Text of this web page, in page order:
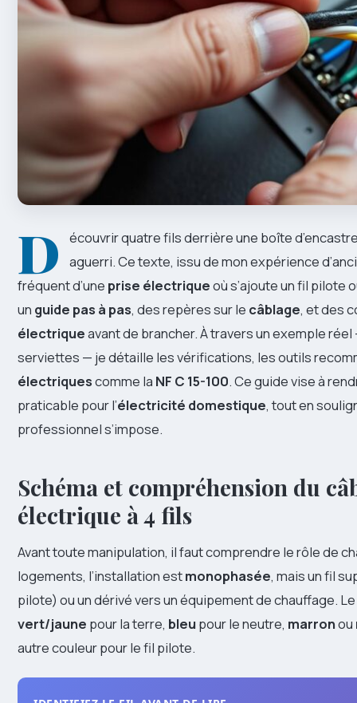
D
écouvrir quatre fils derrière une boîte
aguerri. Ce texte, issu de mon expérience
fréquent d’une prise électriqueoù s’ajoute un fil pilote
un guide pas à pas, des repères sur le câblage, et des
électriqueavant de brancher. À travers un exemple
serviettes — je détaille les vérifications, les outils
électriquescomme la NF C 15-100. Ce guide vise à
praticable pour l’électricité domestique, tout en
professionnel s’impose.
Schéma et compréhension du
électrique à 4 fils
Avant toute manipulation, il faut comprendre le rôle de
logements, l’installation estmonophasée, mais un fil
pilote) ou un dérivé vers un équipement de chauffage.
vert/jaune pour la terre, bleu pour le neutre, marronou
autre couleur pour le fil pilote.